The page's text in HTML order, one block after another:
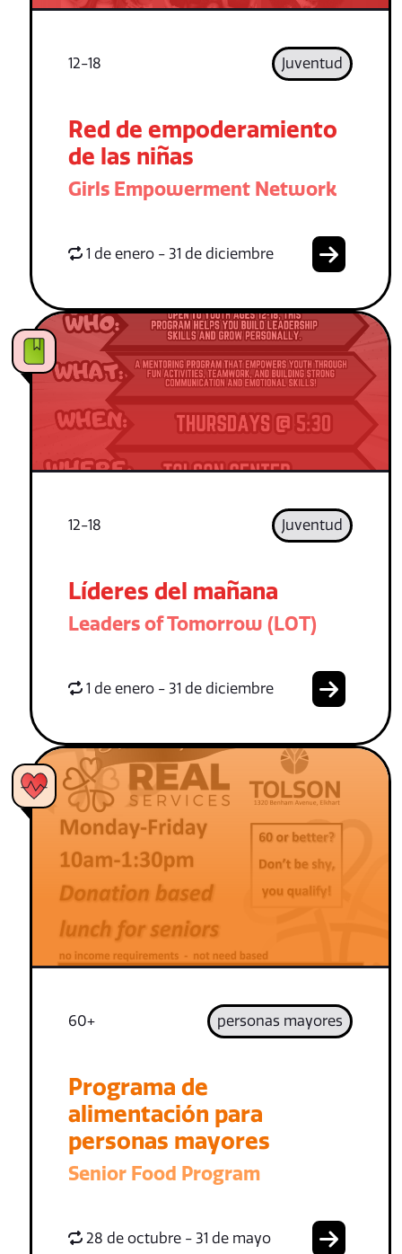
12-18 Juventud
Red de empoderamiento
de las niñas
Girls Empowerment Network
1 de enero - 31 de diciembre
12-18 Juventud
Líderes del mañana
Leaders of Tomorrow (LOT)
1 de enero - 31 de diciembre
60+ personas mayores
Programa de
alimentación para
personas mayores
Senior Food Program
28 de octubre - 31 de mayo